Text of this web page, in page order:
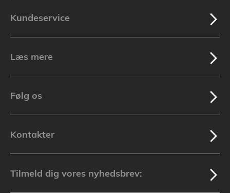
Kundeservice
Læs mere
Følg os
Kontakter
Tilmeld dig vores nyhedsbrev: